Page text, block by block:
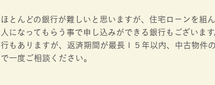
ほとんどの銀行が難しいと思いますが、住宅ロ－ンを組
人になってもらう事で申し込みができる銀行もございま
行もありますが、返済期間が最長１５年以内、中古物件
で一度ご相談ください。